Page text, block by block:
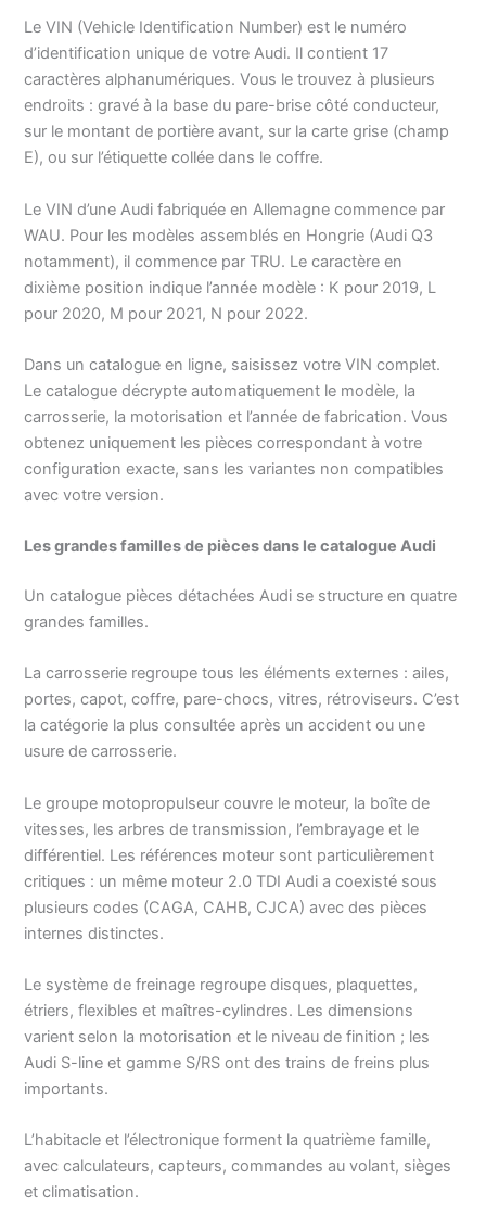
Le VIN (Vehicle Identification Number) est le numéro
d’identification unique de votre Audi. Il contient 17
caractères alphanumériques. Vous le trouvez à plusieurs
endroits : gravé à la base du pare-brise côté conducteur,
sur le montant de portière avant, sur la carte grise (champ
E), ou sur l’étiquette collée dans le coffre.
Le VIN d’une Audi fabriquée en Allemagne commence par
WAU. Pour les modèles assemblés en Hongrie (Audi Q3
notamment), il commence par TRU. Le caractère en
dixième position indique l’année modèle : K pour 2019, L
pour 2020, M pour 2021, N pour 2022.
Dans un catalogue en ligne, saisissez votre VIN complet.
Le catalogue décrypte automatiquement le modèle, la
carrosserie, la motorisation et l’année de fabrication. Vous
obtenez uniquement les pièces correspondant à votre
configuration exacte, sans les variantes non compatibles
avec votre version.
Les grandes familles de pièces dans le catalogue Audi
Un catalogue pièces détachées Audi se structure en quatre
grandes familles.
La carrosserie regroupe tous les éléments externes : ailes,
portes, capot, coffre, pare-chocs, vitres, rétroviseurs. C’est
la catégorie la plus consultée après un accident ou une
usure de carrosserie.
Le groupe motopropulseur couvre le moteur, la boîte de
vitesses, les arbres de transmission, l’embrayage et le
différentiel. Les références moteur sont particulièrement
critiques : un même moteur 2.0 TDI Audi a coexisté sous
plusieurs codes (CAGA, CAHB, CJCA) avec des pièces
internes distinctes.
Le système de freinage regroupe disques, plaquettes,
étriers, flexibles et maîtres-cylindres. Les dimensions
varient selon la motorisation et le niveau de finition ; les
Audi S-line et gamme S/RS ont des trains de freins plus
importants.
L’habitacle et l’électronique forment la quatrième famille,
avec calculateurs, capteurs, commandes au volant, sièges
et climatisation.